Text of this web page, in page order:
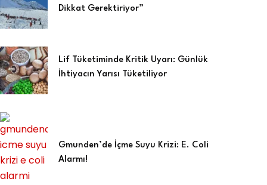
Dikkat Gerektiriyor”
Lif Tüketiminde Kritik Uyarı: Günlük
İhtiyacın Yarısı Tüketiliyor
Gmunden’de İçme Suyu Krizi: E. Coli
Alarmı!